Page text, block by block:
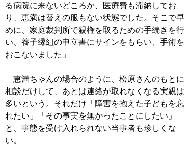
る病院に来ないどころか、医療費も滞納してお
り、恵満は替えの服もない状態でした。そこで早
めに、家庭裁判所で親権を取るための手続きを行
い、養子縁組の申立書にサインをもらい、手術を
おこないました」
恵満ちゃんの場合のように、松原さんのもとに
相談だけして、あとは連絡が取れなくなる実親は
多いという。それだけ「障害を抱えた子どもを忘
れたい」「その事実を無かったことにしたい」
と、事態を受け入れられない当事者も珍しくな
い。